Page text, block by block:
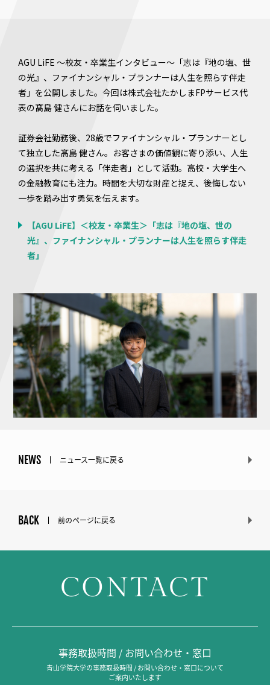
AGU LiFE ～校友・卒業生インタビュー～「志は『地の塩、世
の光』、ファイナンシャル・プランナーは人生を照らす伴走
者」を公開しました。今回は株式会社たかしまFPサービス代
表の髙島 健さんにお話を伺いました。
証券会社勤務後、28歳でファイナンシャル・プランナーとし
て独立した髙島 健さん。お客さまの価値観に寄り添い、人生
の選択を共に考える「伴走者」として活動。高校・大学生へ
の金融教育にも注力。時間を大切な財産と捉え、後悔しない
一歩を踏み出す勇気を伝えます。
【AGU LiFE】＜校友・卒業生＞「志は『地の塩、世の
光』、ファイナンシャル・プランナーは人生を照らす伴走
者」
NEWS ニュース一覧に戻る
BACK 前のページに戻る
CONTACT
事務取扱時間 / お問い合わせ・窓口
青山学院大学の事務取扱時間 / お問い合わせ・窓口について
ご案内いたします